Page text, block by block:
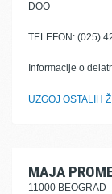
DOO
TELEFON: (025)
Informacije o
UZGOJ OSTALIH
MAJA
11000 BEOGRAD